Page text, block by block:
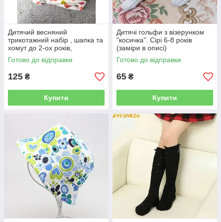
Дитячий весняний
трикотажний набір , шапка та
хомут до 2-ох років,
"Різнокольорові сердця" . (
Заміри в описі ).
Готово до відправки
125 ₴
Купити
Дитячі гольфи з візерунком
"косичка". Сірі 6-8 років
(заміри в описі)
Готово до відправки
65 ₴
Купити